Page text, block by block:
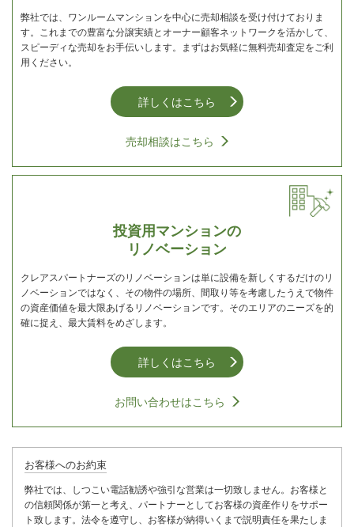
弊社では、ワンルームマンションを中心に売却相談を受け付けておりま
す。これまでの豊富な分譲実績とオーナー顧客ネットワークを活かして、
スピーディな売却をお手伝いします。まずはお気軽に無料売却査定をご利
用ください。
詳しくはこちら
売却相談はこちら
投資用マンションの
リノベーション
クレアスパートナーズのリノベーションは単に設備を新しくするだけのリ
ノベーションではなく、その物件の場所、間取り等を考慮したうえで物件
の資産価値を最大限あげるリノベーションです。そのエリアのニーズを的
確に捉え、最大賃料をめざします。
詳しくはこちら
お問い合わせはこちら
お客様へのお約束
弊社では、しつこい電話勧誘や強引な営業は一切致しません。お客様と
の信頼関係が第一と考え、パートナーとしてお客様の資産作りをサポー
ト致します。法令を遵守し、お客様が納得いくまで説明責任を果たしま